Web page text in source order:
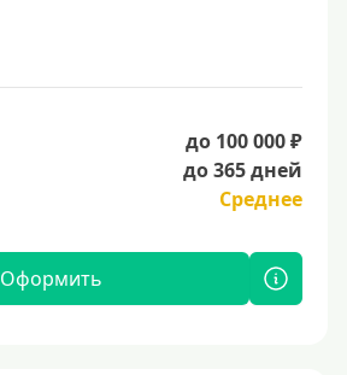
до 100 000 ₽
до 365 дней
Среднее
Оформить